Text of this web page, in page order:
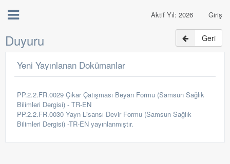
Giriş
Aktif Yıl: 2026
Duyuru Geri
Yeni Yayınlanan Dokümanlar
PP.2.2.FR.0029 Çıkar Çatışması Beyan Formu (Samsun Sağlık
Bilimleri Dergisi) - TR-EN
PP.2.2.FR.0030 Yayn Lisansı Devir Formu (Samsun Sağlık
Bilimleri Dergisi) -TR-EN yayınlanmıştır.